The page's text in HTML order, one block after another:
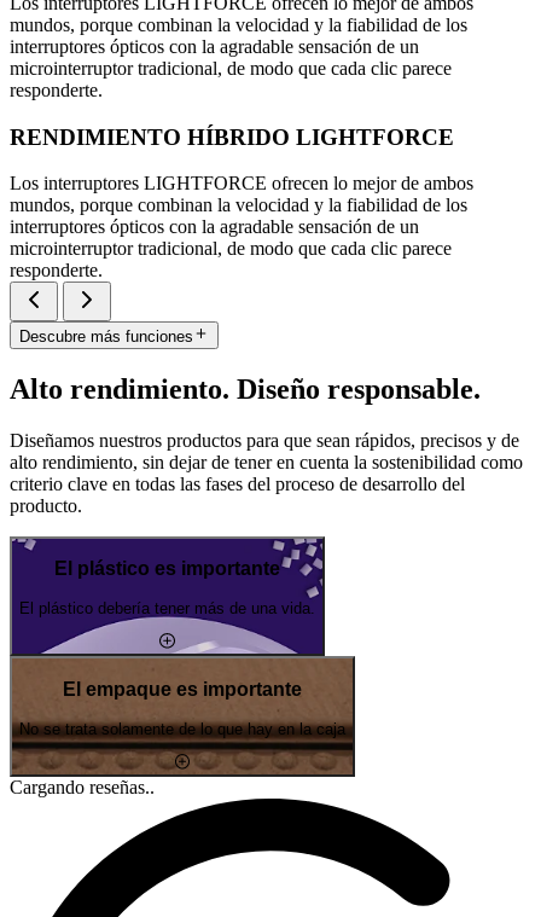
mundos, porque combinan la velocidad y la fiabilidad de los
interruptores ópticos con la agradable sensación de un
microinterruptor tradicional, de modo que cada clic parece
responderte.
RENDIMIENTO HÍBRIDO LIGHTFORCE
Los interruptores LIGHTFORCE ofrecen lo mejor de ambos
mundos, porque combinan la velocidad y la fiabilidad de los
interruptores ópticos con la agradable sensación de un
microinterruptor tradicional, de modo que cada clic parece
responderte.
Descubre más funciones
Alto rendimiento. Diseño responsable.
Diseñamos nuestros productos para que sean rápidos, precisos y de
alto rendimiento, sin dejar de tener en cuenta la sostenibilidad como
criterio clave en todas las fases del proceso de desarrollo del
producto.
El plástico es importante
El plástico debería tener más de una vida.
El empaque es importante
No se trata solamente de lo que hay en la caja
Cargando reseñas..